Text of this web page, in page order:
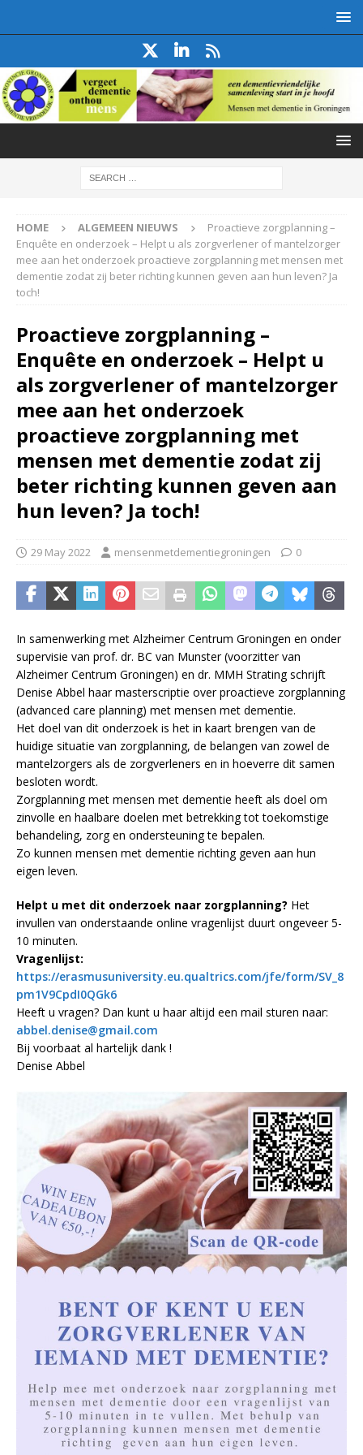
HOME ALGEMEEN NIEUWS
Proactieve zorgplanning –
Enquête en onderzoek – Helpt u als zorgverlener of mantelzorger
mee aan het onderzoek proactieve zorgplanning met mensen met
dementie zodat zij beter richting kunnen geven aan hun leven? Ja
toch!
Proactieve zorgplanning –
Enquête en onderzoek – Helpt u
als zorgverlener of mantelzorger
mee aan het onderzoek
proactieve zorgplanning met
mensen met dementie zodat zij
beter richting kunnen geven aan
hun leven? Ja toch!
29 May 2022 mensenmetdementiegroningen 0
In samenwerking met Alzheimer Centrum Groningen en onder
supervisie van prof. dr. BC van Munster (voorzitter van
Alzheimer Centrum Groningen) en dr. MMH Strating schrijft
Denise Abbel haar masterscriptie over proactieve zorgplanning
(advanced care planning) met mensen met dementie.
Het doel van dit onderzoek is het in kaart brengen van de
huidige situatie van zorgplanning, de belangen van zowel de
mantelzorgers als de zorgverleners en in hoeverre dit samen
besloten wordt.
Zorgplanning met mensen met dementie heeft als doel om
zinvolle en haalbare doelen met betrekking tot toekomstige
behandeling, zorg en ondersteuning te bepalen.
Zo kunnen mensen met dementie richting geven aan hun
eigen leven.
Helpt u met dit onderzoek naar zorgplanning? Het
invullen van onderstaande online vragenlijst duurt ongeveer 5-
10 minuten.
Vragenlijst:
https://erasmusuniversity.eu.qualtrics.com/jfe/form/SV_8
pm1V9CpdI0QGk6
Heeft u vragen? Dan kunt u haar altijd een mail sturen naar:
abbel.denise@gmail.com
Bij voorbaat al hartelijk dank !
Denise Abbel